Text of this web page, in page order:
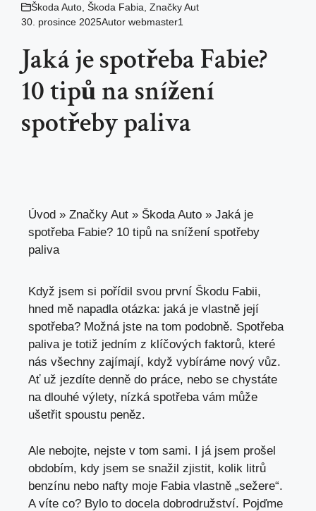
Škoda Auto Škoda Fabia Značky Aut
30. prosince 2025Autor webmaster1
Jaká je spotřeba Fabie?
10 tipů na snížení
spotřeby paliva
Úvod » Značky Aut » Škoda Auto » Jaká je
spotřeba Fabie? 10 tipů na snížení spotřeby
paliva
Když jsem si pořídil svou první Škodu Fabii,
hned mě napadla otázka: jaká je vlastně její
spotřeba? Možná jste na tom podobně. Spotřeba
paliva je totiž jedním z klíčových faktorů, které
nás všechny zajímají, když vybíráme nový vůz.
Ať už jezdíte denně do práce, nebo se chystáte
na dlouhé výlety, nízká spotřeba vám může
ušetřit spoustu peněz.
Ale nebojte, nejste v tom sami. I já jsem prošel
obdobím, kdy jsem se snažil zjistit, kolik litrů
benzínu nebo nafty moje Fabia vlastně „sežere“.
A víte co? Bylo to docela dobrodružství. Pojďme